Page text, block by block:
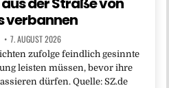
verbannen
7. AUGUST 2026
zufolge feindlich gesinnte
leisten müssen, bevor ihre
dürfen. Quelle: SZ.de